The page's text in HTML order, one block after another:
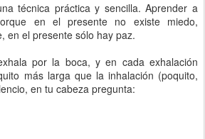
técnica práctica y sencilla. Aprender a
en el presente no existe miedo,
en el presente sólo hay paz.
por la boca, y en cada exhalación
más larga que la inhalación (poquito,
en tu cabeza pregunta: